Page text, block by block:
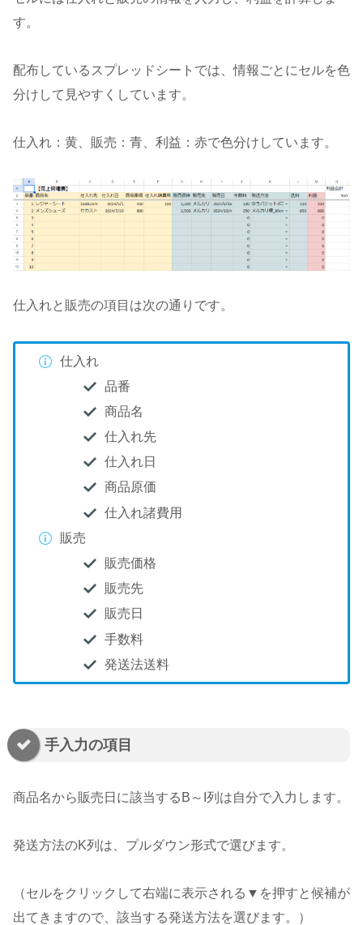
す。
配布しているスプレッドシートでは、情報ごとにセルを色
分けして見やすくしています。
仕入れ：黄、販売：青、利益：赤で色分けしています。
仕入れと販売の項目は次の通りです。
仕入れ
品番
商品名
仕入れ先
仕入れ日
商品原価
仕入れ諸費用
販売
販売価格
販売先
販売日
手数料
発送法送料
手入力の項目
商品名から販売日に該当するB～I列は自分で入力します。
発送方法のK列は、プルダウン形式で選びます。
（セルをクリックして右端に表示される▼を押すと候補が
出てきますので、該当する発送方法を選びます。）